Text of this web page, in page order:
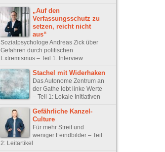
„Auf den
Verfassungsschutz zu
setzen, reicht nicht
aus“
Sozialpsychologe Andreas Zick über
Gefahren durch politischen
Extremismus – Teil 1: Interview
Stachel mit Widerhaken
Das Autonome Zentrum an
der Gathe lebt linke Werte
– Teil 1: Lokale Initiativen
Gefährliche Kanzel-
Culture
Für mehr Streit und
weniger Feindbilder – Teil
2: Leitartikel